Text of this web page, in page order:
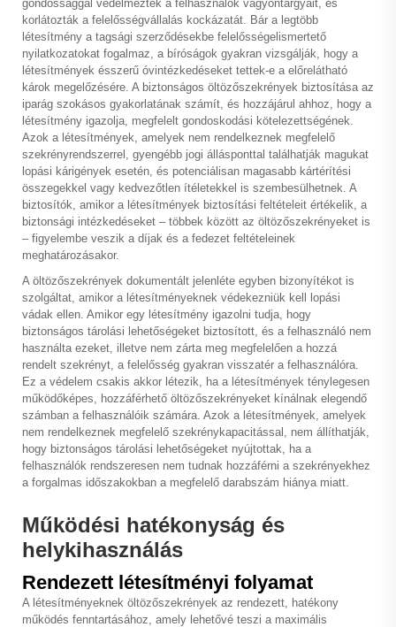
gondossággal védelmezték a felhasználók vagyontárgyait, és
korlátozták a felelősségvállalás kockázatát. Bár a legtöbb
létesítmény a tagsági szerződésekbe felelősségelismertető
nyilatkozatokat fogalmaz, a bíróságok gyakran vizsgálják, hogy a
létesítmények ésszerű óvintézkedéseket tettek-e a előrelátható
károk megelőzésére. A biztonságos öltözőszekrények biztosítása az
iparág szokásos gyakorlatának számít, és hozzájárul ahhoz, hogy a
létesítmény igazolja, megfelelt gondoskodási kötelezettségének.
Azok a létesítmények, amelyek nem rendelkeznek megfelelő
szekrényrendszerrel, gyengébb jogi állásponttal találhatják magukat
lopási kárigények esetén, és potenciálisan magasabb kártérítési
összegekkel vagy kedvezőtlen ítéletekkel is szembesülhetnek. A
biztosítók, amikor a létesítmények biztosítási feltételeit értékelik, a
biztonsági intézkedéseket – többek között az öltözőszekrényeket is
– figyelembe veszik a díjak és a fedezet feltételeinek
meghatározásakor.
A öltözőszekrények dokumentált jelenléte egyben bizonyítékot is
szolgáltat, amikor a létesítményeknek védekezniük kell lopási
vádak ellen. Amikor egy létesítmény igazolni tudja, hogy
biztonságos tárolási lehetőségeket biztosított, és a felhasználó nem
használta ezeket, illetve nem zárta meg megfelelően a hozzá
rendelt szekrényt, a felelősség gyakran visszatér a felhasználóra.
Ez a védelem csakis akkor létezik, ha a létesítmények ténylegesen
működőképes, hozzáférhető öltözőszekrényeket kínálnak elegendő
számban a felhasználóik számára. Azok a létesítmények, amelyek
nem rendelkeznek megfelelő szekrénykapacitással, nem állíthatják,
hogy biztonságos tárolási lehetőségeket nyújtottak, ha a
felhasználók rendszeresen nem tudnak hozzáférni a szekrényekhez
a forgalmas időszakokban a megfelelő darabszám hiánya miatt.
Működési hatékonyság és
helykihasználás
Rendezett létesítményi folyamat
A létesítményeknek öltözőszekrények az rendezett, hatékony
működés fenntartásához, amely lehetővé teszi a maximális